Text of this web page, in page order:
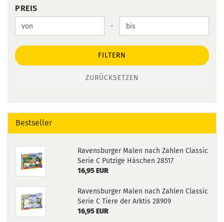
PREIS
PREIS
Preis bis -
FILTERN
ZURÜCKSETZEN
Bestseller
Ravensburger Malen nach Zahlen Classic
Serie C Putzige Häschen 28517
16,95 EUR
Ravensburger Malen nach Zahlen Classic
Serie C Tiere der Arktis 28909
16,95 EUR